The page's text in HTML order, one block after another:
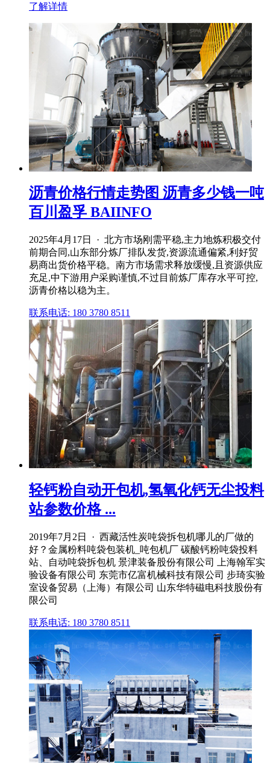
了解详情
沥青价格行情走势图 沥青多少钱一吨
百川盈孚 BAIINFO
2025年4月17日 · 北方市场刚需平稳,主力地炼积极交付
前期合同,山东部分炼厂排队发货,资源流通偏紧,利好贸
易商出货价格平稳。南方市场需求释放缓慢,且资源供应
充足,中下游用户采购谨慎,不过目前炼厂库存水平可控,
沥青价格以稳为主。
联系电话: 180 3780 8511
轻钙粉自动开包机,氢氧化钙无尘投料
站参数价格 ...
2019年7月2日 · 西藏活性炭吨袋拆包机哪儿的厂做的
好？金属粉料吨袋包装机_吨包机厂 碳酸钙粉吨袋投料
站、自动吨袋拆包机 景津装备股份有限公司 上海翰军实
验设备有限公司 东莞市亿富机械科技有限公司 步琦实验
室设备贸易（上海）有限公司 山东华特磁电科技股份有
限公司
联系电话: 180 3780 8511